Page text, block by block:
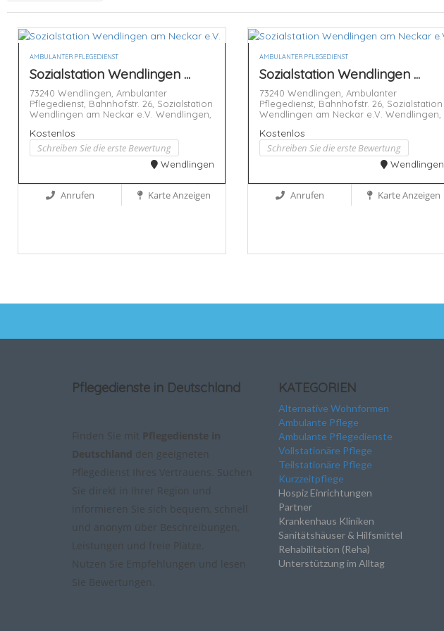
AMBULANTER PFLEGEDIENST
Sozialstation Wendlingen ...
73240 Wendlingen, Ambulanter
Pflegedienst, Bahnhofstr. 26, Sozialstation
Wendlingen am Neckar e.V. Wendlingen,
Kostenlos
Schreiben Sie die erste Bewertung
Wendlingen
Anrufen Karte Anzeigen
AMBULANTER PFLEGEDIENST
Sozialstation Wendlingen ...
73240 Wendlingen, Ambulanter
Pflegedienst, Bahnhofstr. 26, Sozialstation
Wendlingen am Neckar e.V. Wendlingen,
Kostenlos
Schreiben Sie die erste Bewertung
Wendlingen
Anrufen Karte Anzeigen
Pflegedienste in Deutschland
Finden Sie mit Pflegedienste in
Deutschland den geeigneten
Pflegedienst Ihres Vertrauens. Suchen
Sie direkt in Ihrer Region und
informieren Sie sich bequem, schnell
und anonym über Beschreibungen,
Leistungen und freie Plätze.
Nutzen Sie Empfehlungen und lesen
Sie Bewertungen.
KATEGORIEN
Alternative Wohnformen
Ambulante Pflege
Ambulante Pflegedienste
Vollstationäre Pflege
Teilstationäre Pflege
Kurzzeitpflege
Hospiz Einrichtungen
Partner
Krankenhaus Kliniken
Sanitätshäuser & Hilfsmittel
Rehabilitation (Reha)
Unterstützung im Alltag